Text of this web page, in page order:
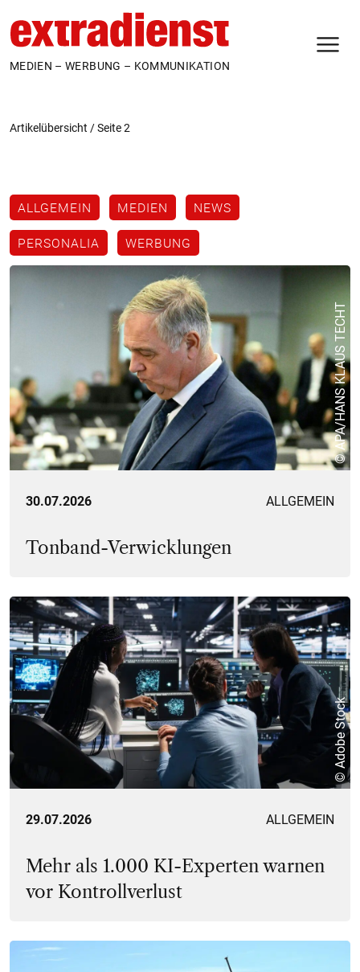
MEDIEN – WERBUNG – KOMMUNIKATION
Artikelübersicht /Seite 2
ALLGEMEIN MEDIEN
NEWS
PERSONALIA
WERBUNG
© APA/HANS KLAUS TECHT
30.07.2026 ALLGEMEIN
Tonband-Verwicklungen
© Adobe Stock
29.07.2026 ALLGEMEIN
Mehr als 1.000 KI-Experten warnen
vor Kontrollverlust